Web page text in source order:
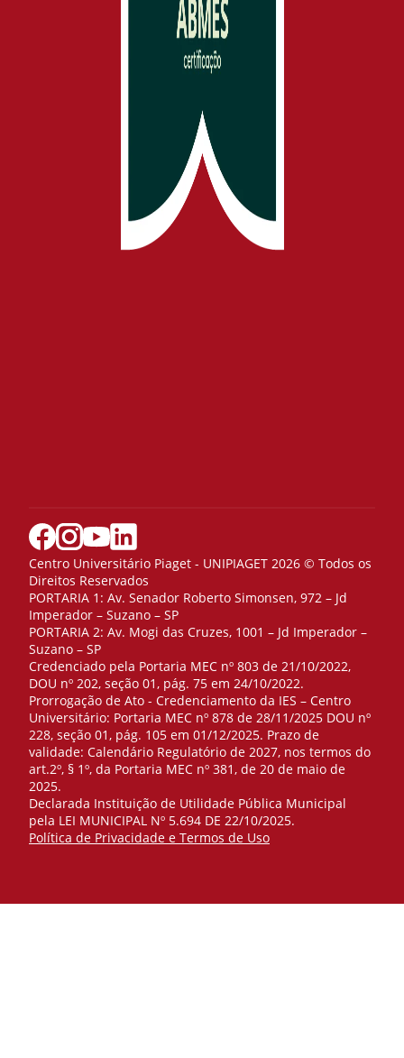
Centro Universitário Piaget - UNIPIAGET 2026 © Todos os
Direitos Reservados
PORTARIA 1: Av. Senador Roberto Simonsen, 972 – Jd
Imperador – Suzano – SP
PORTARIA 2: Av. Mogi das Cruzes, 1001 – Jd Imperador –
Suzano – SP
Credenciado pela Portaria MEC nº 803 de 21/10/2022,
DOU nº 202, seção 01, pág. 75 em 24/10/2022.
Prorrogação de Ato - Credenciamento da IES – Centro
Universitário: Portaria MEC nº 878 de 28/11/2025 DOU nº
228, seção 01, pág. 105 em 01/12/2025. Prazo de
validade: Calendário Regulatório de 2027, nos termos do
art.2º, § 1º, da Portaria MEC nº 381, de 20 de maio de
2025.
Declarada Instituição de Utilidade Pública Municipal
pela LEI MUNICIPAL Nº 5.694 DE 22/10/2025.
Política de Privacidade e Termos de Uso